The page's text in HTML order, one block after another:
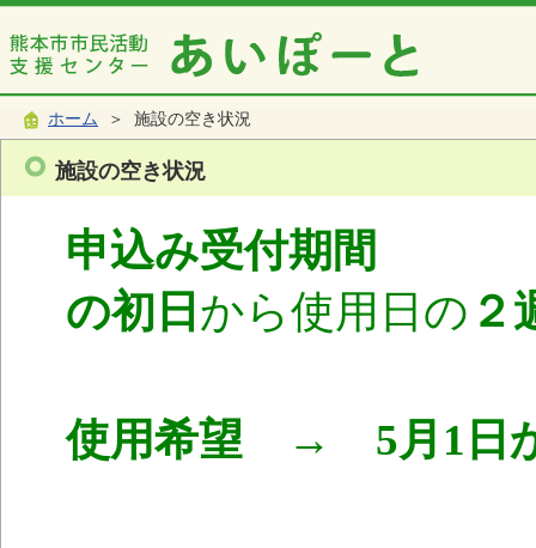
ホーム ＞ 施設の空き状況
施設の空き状況
申込み受付期間
の初日 から使用日の ２
使用希望 → 5月1日か